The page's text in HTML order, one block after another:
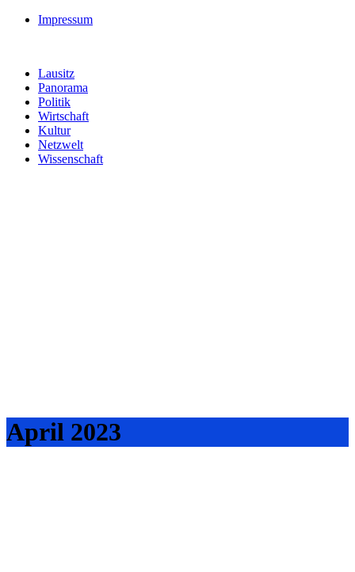
Impressum
Lausitz
Panorama
Politik
Wirtschaft
Kultur
Netzwelt
Wissenschaft
April 2023